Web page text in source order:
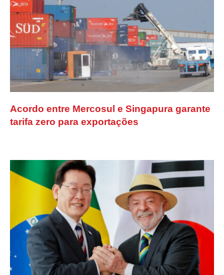
Acordo entre Mercosul e Singapura garante
tarifa zero para exportações